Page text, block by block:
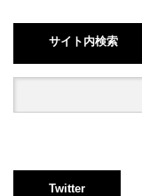
サイト内検索
Twitter